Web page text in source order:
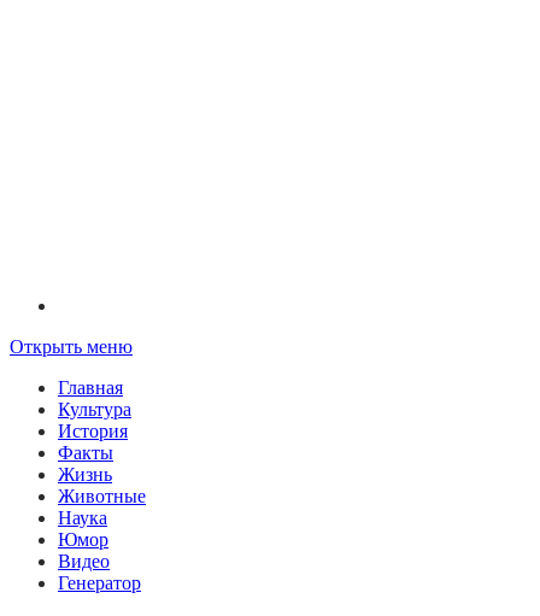
Открыть меню
Главная
Культура
История
Факты
Жизнь
Животные
Наука
Юмор
Видео
Генератор